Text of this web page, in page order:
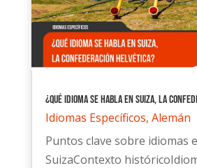
¿Qué idioma se habla en Suiza, la
Idiomas Específicos, Alemán
Puntos clave sobre idiomas
SuizaContexto